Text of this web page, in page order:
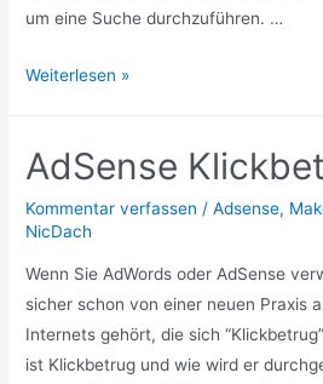
um eine Suche durchzuführen. …
Die
Adsense
das
Weiterlesen »
AdSense
Kommentar verfassen /Adsense,
NicDach
Wenn Sie AdWords oder AdSense
sicher schon von einer neuen Praxis
Internets gehört, die sich
ist Klickbetrug und wie wird er